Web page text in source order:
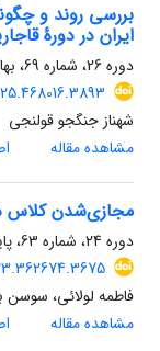
بررسی روند و
ایران در دورۀ
دوره 26، شماره 69، بهار 1404، صفحه
شهناز جنگجو قولنجی
مشاهده مقاله
مجازی‌شدن کلاس
دوره 24، شماره 63، پاییز 1402، صفحه
فاطمه لولائی، سوسن
مشاهده مقاله